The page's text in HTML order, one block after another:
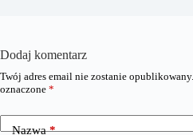
Dodaj komentarz
Twój adres email nie zostanie opublikowany.
oznaczone *
Nazwa*